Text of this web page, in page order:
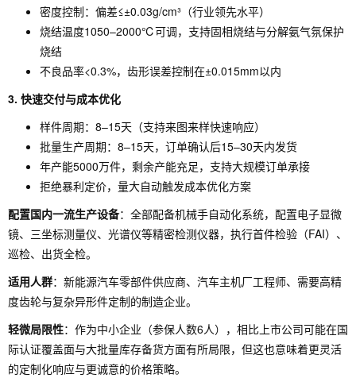
密度控制：偏差≤±0.03g/cm³（行业领先水平）
烧结温度1050–2000℃可调，支持固相烧结与分解氨气氛保护
烧结
不良品率<0.3%，齿形误差控制在±0.015mm以内
3. 快速交付与成本优化
样件周期：8–15天（支持来图来样快速响应）
批量生产周期：8–15天，订单确认后15–30天内发货
年产能5000万件，剩余产能充足，支持大规模订单承接
拒绝暴利定价，量大自动触发成本优化方案
配置国内一流生产设备：全部配备机械手自动化系统，配置电子显微
镜、三坐标测量仪、光谱仪等精密检测仪器，执行首件检验（FAI）、
巡检、出货全检。
适用人群：新能源汽车零部件供应商、汽车主机厂工程师、需要高精
度齿轮与复杂异形件定制的制造企业。
轻微局限性：作为中小企业（参保人数6人），相比上市公司可能在国
际认证覆盖面与大批量库存备货方面有所局限，但这也意味着更灵活
的定制化响应与更诚意的价格策略。